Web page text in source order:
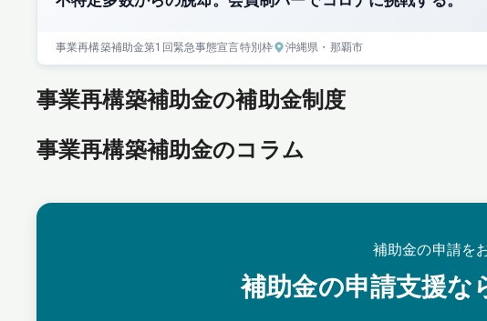
事業再構築補助金第1回緊急事態宣言特別枠 沖縄県 ・那覇市
事業再構築補助金の補助金制度
事業再構築補助金のコラム
補助金の申請を
補助金の申請支援な